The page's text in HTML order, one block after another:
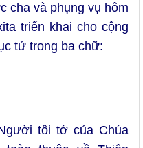
cha và phụng vụ hôm
triển khai cho cộng
tử trong ba chữ:
tôi tớ của Chúa